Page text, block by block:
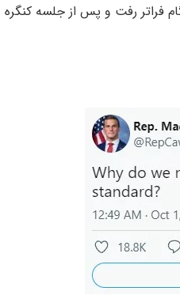
فراتر رفت و پس از جلسه کنگره